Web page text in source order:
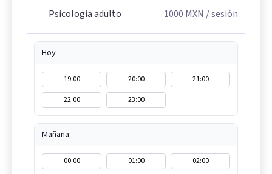
Psicología adulto
1000 MXN / sesión
Hoy
19:00 20:00
21:00
22:00
23:00
Mañana
00:00 01:00 02:00